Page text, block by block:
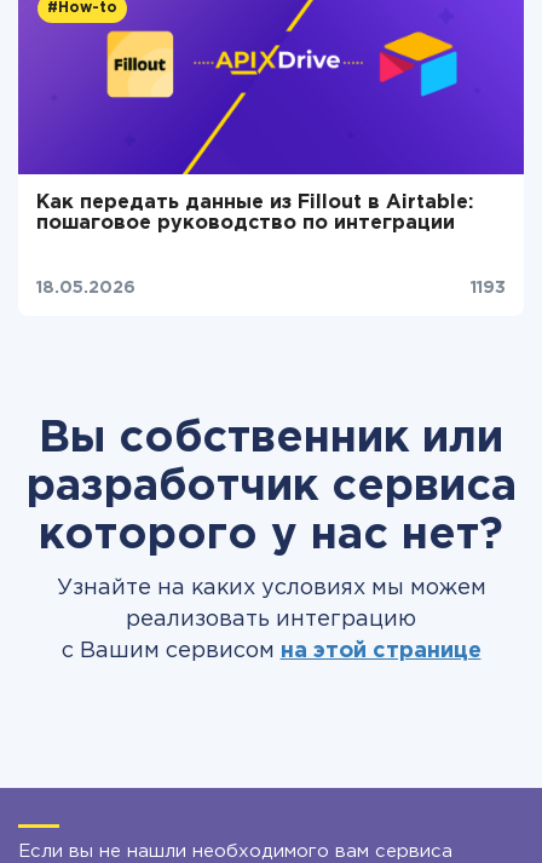
#How-to
Как передать данные из Fillout в Airtable:
пошаговое руководство по интеграции
18.05.2026 1193
Вы собственник или
разработчик сервиса
которого у нас нет?
Узнайте на каких условиях мы можем
реализовать интеграцию
с Вашим сервисом на этой странице
Если вы не нашли необходимого вам сервиса